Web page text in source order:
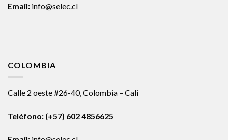
Email: info@selec.cl
COLOMBIA
Calle 2 oeste #26-40, Colombia – Cali
Teléfono: (+57) 602 4856625